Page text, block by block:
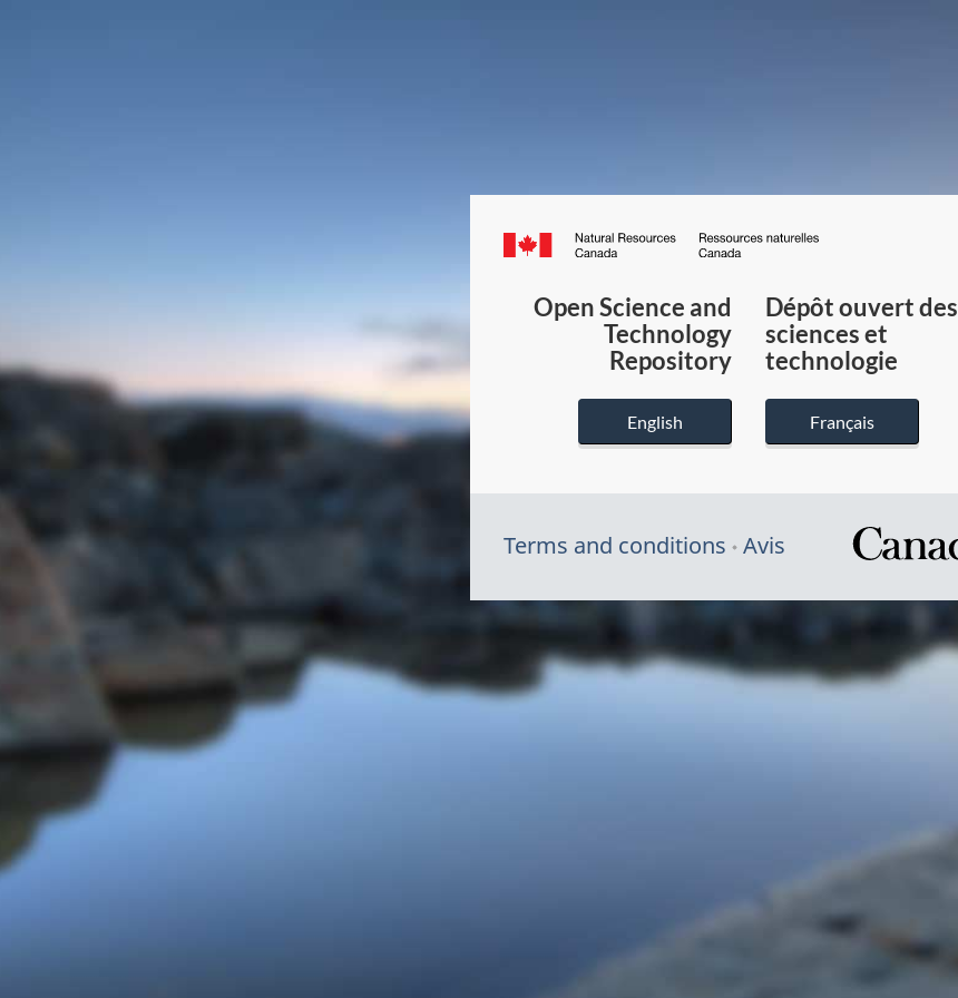
Canada.ca
du
Canada
Open Science and
Technology
Repository
English
Dépôt ouvert des
sciences et
technologie
Français
Terms and conditions Avis